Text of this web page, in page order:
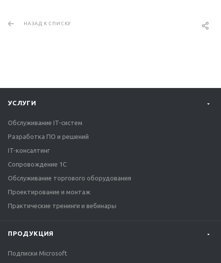
НАЗАД К СПИСКУ
УСЛУГИ
Обслуживание IT-систем
Разработка ПО и решений
IT-консалтинг
Сопровождение 1С
Обслуживание торгового оборудования
Проектирование и монтаж
Практические тренинги и вебинары
ПРОДУКЦИЯ
Подписки Microsoft